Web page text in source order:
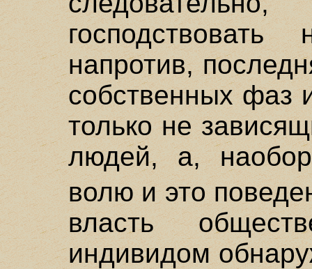
напротив,
собственных фаз
только не
людей, а,
волю и это
власть
индивидом